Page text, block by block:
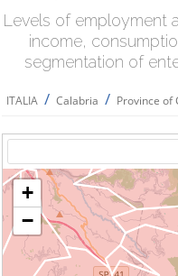
Levels of employment
income,
segmentation of
ITALIA / Calabria / Province of